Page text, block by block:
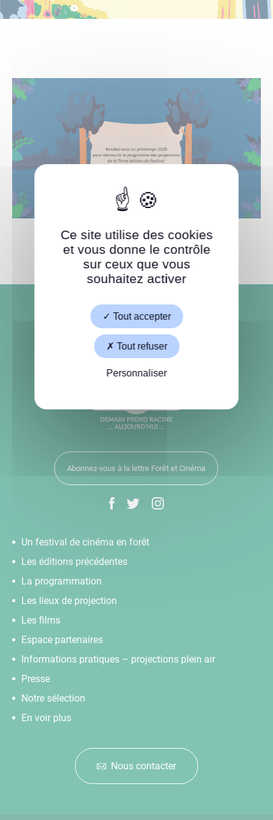
Informations pratiques – projections plein air
Notre sélection
En voir plus
Abonnez-vous à la lettre Forêt et Cinéma
Un festival de cinéma en forêt
Les éditions précédentes
La programmation
Les lieux de projection
Les films
Espace partenaires
Informations pratiques – projections plein air
Presse
Notre sélection
En voir plus
Nous contacter
Ce site utilise des cookies
et vous donne le contrôle
sur ceux que vous
souhaitez activer
Tout accepter
Tout refuser
Personnaliser